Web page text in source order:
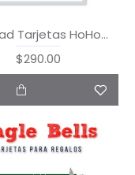
Navidad Tarjetas HoHoHo
$290.00